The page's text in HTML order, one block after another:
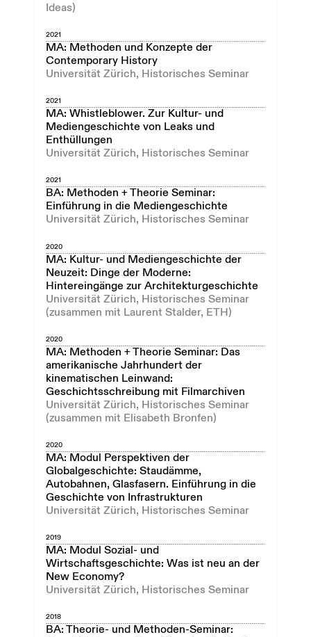
Ideas)
2021
MA: Methoden und Konzepte der
Contemporary History
Universität Zürich, Historisches Seminar
2021
MA: Whistleblower. Zur Kultur- und
Mediengeschichte von Leaks und
Enthüllungen
Universität Zürich, Historisches Seminar
2021
BA: Methoden + Theorie Seminar:
Einführung in die Mediengeschichte
Universität Zürich, Historisches Seminar
2020
MA: Kultur- und Mediengeschichte der
Neuzeit: Dinge der Moderne:
Hintereingänge zur Architekturgeschichte
Universität Zürich, Historisches Seminar
(zusammen mit Laurent Stalder, ETH)
2020
MA: Methoden + Theorie Seminar: Das
amerikanische Jahrhundert der
kinematischen Leinwand:
Geschichtsschreibung mit Filmarchiven
Universität Zürich, Historisches Seminar
(zusammen mit Elisabeth Bronfen)
2020
MA: Modul Perspektiven der
Globalgeschichte: Staudämme,
Autobahnen, Glasfasern. Einführung in die
Geschichte von Infrastrukturen
Universität Zürich, Historisches Seminar
2019
MA: Modul Sozial- und
Wirtschaftsgeschichte: Was ist neu an der
New Economy?
Universität Zürich, Historisches Seminar
2018
BA: Theorie- und Methoden-Seminar: